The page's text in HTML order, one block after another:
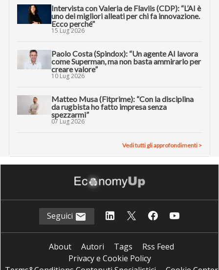
Intervista con Valeria de Flaviis (CDP): “L’AI è
uno dei migliori alleati per chi fa innovazione.
Ecco perché”
15 Lug 2026
Paolo Costa (Spindox): “Un agente AI lavora
come Superman, ma non basta ammirarlo per
creare valore”
10 Lug 2026
Matteo Musa (Fitprime): “Con la disciplina
da rugbista ho fatto impresa senza
spezzarmi”
07 Lug 2026
Vedi tutti gli approfondimenti >
Seguici
About Autori Tags
Rss Feed
Privacy e Cookie Policy